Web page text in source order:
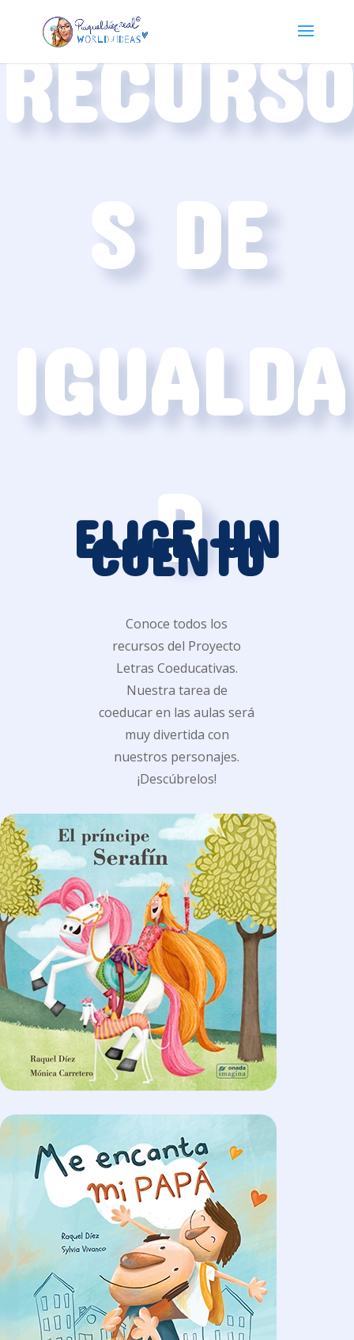
RECURSO
S DE
IGUALDA
D
ELIGE UN
CUENTO
Conoce todos los
recursos del Proyecto
Letras Coeducativas.
Nuestra tarea de
coeducar en las aulas será
muy divertida con
nuestros personajes.
¡Descúbrelos!